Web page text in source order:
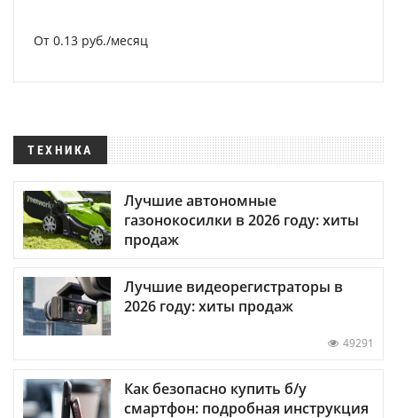
От 0.13 руб./месяц
ТЕХНИКА
Лучшие автономные
газонокосилки в 2026 году: хиты
продаж
Лучшие видеорегистраторы в
2026 году: хиты продаж
49291
Как безопасно купить б/у
смартфон: подробная инструкция